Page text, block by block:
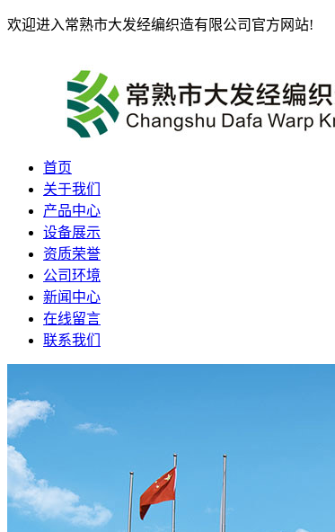
欢迎进入常熟市大发经编织造有限公司官方网站!
首页
关于我们
产品中心
设备展示
资质荣誉
公司环境
新闻中心
在线留言
联系我们